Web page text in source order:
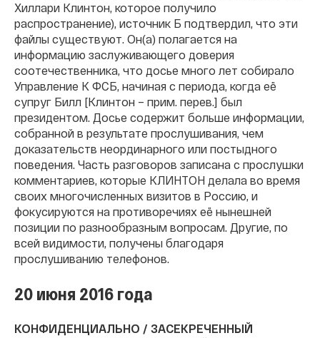
Хиллари Клинтон, которое получило
распространение), источник Б подтвердил, что эти
файлы существуют. Он(а) полагается на
информацию заслуживающего доверия
соотечественника, что досье много лет собирало
Управление К ФСБ, начиная с периода, когда её
супруг Билл [Клинтон – прим. перев.] был
президентом. Досье содержит больше информации,
собранной в результате прослушивания, чем
доказательств неординарного или постыдного
поведения. Часть разговоров записана с прослушки
комментариев, которые КЛИНТОН делала во время
своих многочисленных визитов в Россию, и
фокусируются на противоречиях её нынешней
позиции по разнообразным вопросам. Другие, по
всей видимости, получены благодаря
прослушиванию телефонов.
20 июня 2016 года
КОНФИДЕНЦИАЛЬНО / ЗАСЕКРЕЧЕННЫЙ